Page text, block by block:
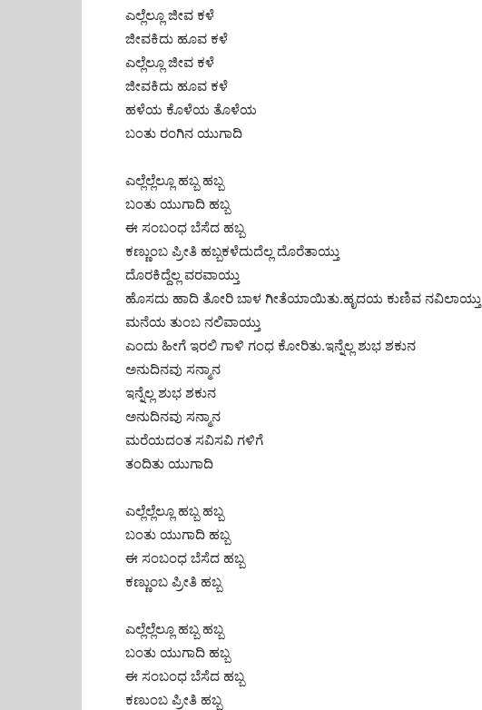
ಎಲ್ಲೆಲ್ಲೂ ಜೀವ ಕಳೆ
ಜೀವಕಿದು ಹೂವ ಕಳೆ
ಎಲ್ಲೆಲ್ಲೂ ಜೀವ ಕಳೆ
ಜೀವಕಿದು ಹೂವ ಕಳೆ
ಹಳೆಯ ಕೊಳೆಯ ತೊಳೆಯ
ಬಂತು ರಂಗಿನ ಯುಗಾದಿ
ಎಲ್ಲೆಲ್ಲೆಲ್ಲೂ ಹಬ್ಬ ಹಬ್ಬ
ಬಂತು ಯುಗಾದಿ ಹಬ್ಬ
ಈ ಸಂಬಂಧ ಬೆಸೆದ ಹಬ್ಬ
ಕಣ್ಣುಂಬ ಪ್ರೀತಿ ಹಬ್ಬಕಳೆದುದೆಲ್ಲ ದೊರೆತಾಯ್ತು
ದೊರಕಿದ್ದೆಲ್ಲ ವರವಾಯ್ತು
ಹೊಸದು ಹಾದಿ ತೋರಿ ಬಾಳ ಗೀತೆಯಾಯಿತು.ಹೃದಯ ಕುಣಿವ ನವಿಲಾಯ್ತು
ಮನೆಯ ತುಂಬ ನಲಿವಾಯ್ತು
ಎಂದು ಹೀಗೆ ಇರಲಿ ಗಾಳಿ ಗಂಧ ಕೋರಿತು.ಇನ್ನೆಲ್ಲ ಶುಭ ಶಕುನ
ಅನುದಿನವು ಸನ್ಮಾನ
ಇನ್ನೆಲ್ಲ ಶುಭ ಶಕುನ
ಅನುದಿನವು ಸನ್ಮಾನ
ಮರೆಯದಂತ ಸವಿಸವಿ ಗಳಿಗೆ
ತಂದಿತು ಯುಗಾದಿ
ಎಲ್ಲೆಲ್ಲೆಲ್ಲೂ ಹಬ್ಬ ಹಬ್ಬ
ಬಂತು ಯುಗಾದಿ ಹಬ್ಬ
ಈ ಸಂಬಂಧ ಬೆಸೆದ ಹಬ್ಬ
ಕಣ್ಣುಂಬ ಪ್ರೀತಿ ಹಬ್ಬ
ಎಲ್ಲೆಲ್ಲೆಲ್ಲೂ ಹಬ್ಬ ಹಬ್ಬ
ಬಂತು ಯುಗಾದಿ ಹಬ್ಬ
ಈ ಸಂಬಂಧ ಬೆಸೆದ ಹಬ್ಬ
ಕಣುಂಬ ಪ್ರೀತಿ ಹಬ್ಬ